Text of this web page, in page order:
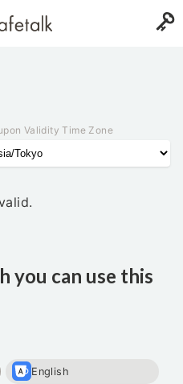
Validity Time Zone
you can use this
English